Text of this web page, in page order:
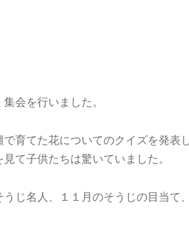
会を行いました。
育てた花についてのクイズを発表し
て子供たちは驚いていました。
じ名人、１１月のそうじの目当て